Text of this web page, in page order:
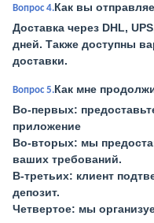
Вопрос 4.Как вы
Доставка через DHL,
дней. Также доступны
доставки.
Вопрос 5.Как мне
Во-первых:
приложение
Во-вторых: мы
ваших требований.
В-третьих: клиент
депозит.
Четвертое: мы